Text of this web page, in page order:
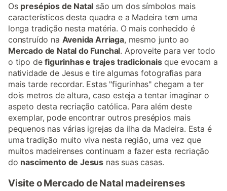
Os presépios de Natal são um dos símbolos mais
característicos desta quadra e a Madeira tem uma
longa tradição nesta matéria. O mais conhecido é
construído na Avenida Arriaga, mesmo junto ao
Mercado de Natal do Funchal. Aproveite para ver todo
o tipo defigurinhas e trajes tradicionaisque evocam a
natividade de Jesus e tire algumas fotografias para
mais tarde recordar. Estas "figurinhas" chegam a ter
dois metros de altura, caso esteja a tentar imaginar o
aspeto desta recriação católica. Para além deste
exemplar, pode encontrar outros presépios mais
pequenos nas várias igrejas da ilha da Madeira. Esta é
uma tradição muito viva nesta região, uma vez que
muitos madeirenses continuam a fazer esta recriação
do nascimento de Jesus nas suas casas.
Visite o Mercado de Natal madeirenses